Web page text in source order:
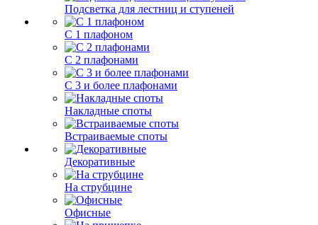
Подсветка для лестниц и ступеней
С 1 плафоном
С 2 плафонами
С 3 и более плафонами
Накладные споты
Встраиваемые споты
Декоративные
На струбцине
Офисные